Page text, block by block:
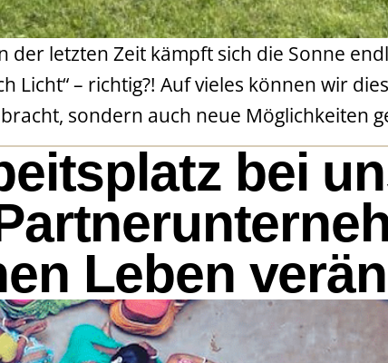
der letzten Zeit kämpft sich die Sonne
Licht“ – richtig?! Auf vieles können wir
sondern auch neue Möglichkeiten
bei
Leben